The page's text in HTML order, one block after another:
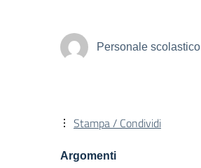
Personale scolastico
Stampa / Condividi
Argomenti